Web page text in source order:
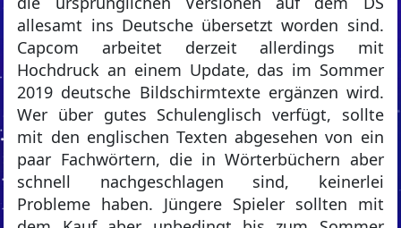
allesamt ins Deutsche übersetzt worden sind.
Capcom arbeitet derzeit allerdings mit
Hochdruck an einem Update, das im Sommer
2019 deutsche Bildschirmtexte ergänzen wird.
Wer über gutes Schulenglisch verfügt, sollte
mit den englischen Texten abgesehen von ein
paar Fachwörtern, die in Wörterbüchern aber
schnell nachgeschlagen sind, keinerlei
Probleme haben. Jüngere Spieler sollten mit